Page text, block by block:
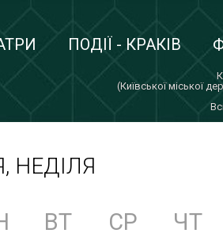
ПОДІЇ - КРАКІВ
(Київської міської
НЕДІЛЯ
ВТ СР
ЧТ